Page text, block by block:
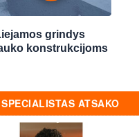
grindys
konstrukcijoms
SPECIALISTAS ATSAKO